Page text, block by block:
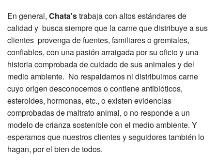
En general, Chata'strabaja con altos estándares de
calidad y busca siempre que la carne que distribuye a sus
clientes provenga de fuentes, familiares o gremiales,
confiables, con una pasión arraigada por su oficio y una
historia comprobada de cuidado de sus animales y del
medio ambiente. No respaldamos ni distribuimos carne
cuyo origen desconocemos o contiene antibióticos,
esteroides, hormonas, etc., o existen evidencias
comprobadas de maltrato animal, o no responde a un
modelo de crianza sostenible con el medio ambiente. Y
esperamos que nuestros clientes y seguidores también lo
hagan, por el bien de todos.